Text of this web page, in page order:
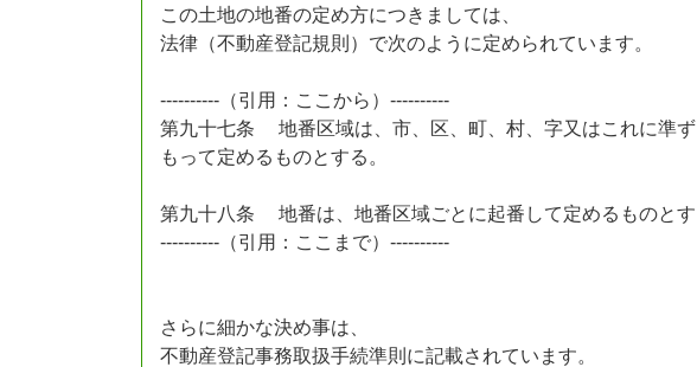
この土地の地番の定め方につきましては、
法律（不動産登記規則）で次のように定められています。
----------（引用：ここから）----------
第九十七条 地番区域は、市、区、町、村、字又はこれに準
もって定めるものとする。
第九十八条 地番は、地番区域ごとに起番して定めるものと
----------（引用：ここまで）----------
さらに細かな決め事は、
不動産登記事務取扱手続準則に記載されています。